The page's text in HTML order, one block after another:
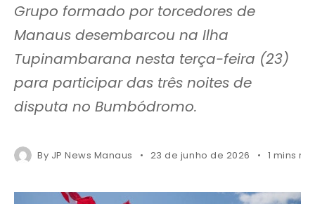
Grupo formado por torcedores de
Manaus desembarcou na Ilha
Tupinambarana nesta terça-feira (23)
para participar das três noites de
disputa no Bumbódromo.
By JP News Manaus 23 de junho de 2026 1 mins